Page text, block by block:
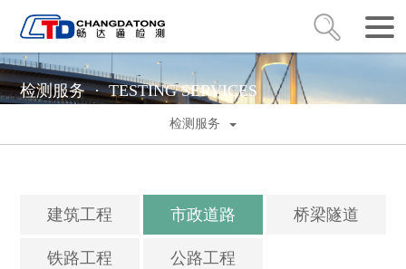
检测服务 ·TESTING SERVICES
检测服务
建筑工程 市政道路 桥梁隧道
铁路工程 公路工程